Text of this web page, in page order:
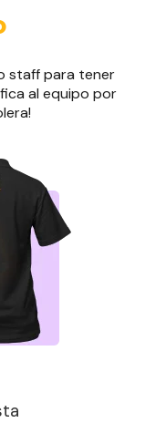
staff para tener
al equipo por